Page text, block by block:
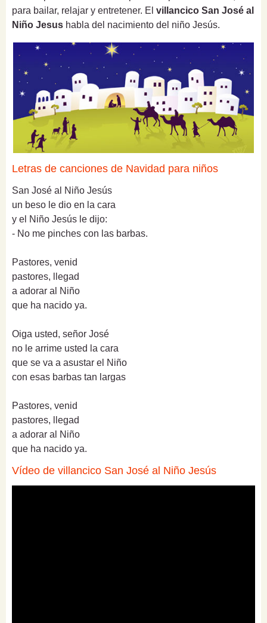
para bailar, relajar y entretener. El villancico San José al
Niño Jesus habla del nacimiento del niño Jesús.
Letras de canciones de Navidad para niños
San José al Niño Jesús
un beso le dio en la cara
y el Niño Jesús le dijo:
- No me pinches con las barbas.
Pastores, venid
pastores, llegad
a adorar al Niño
que ha nacido ya.
Oiga usted, señor José
no le arrime usted la cara
que se va a asustar el Niño
con esas barbas tan largas
Pastores, venid
pastores, llegad
a adorar al Niño
que ha nacido ya.
Vídeo de villancico San José al Niño Jesús